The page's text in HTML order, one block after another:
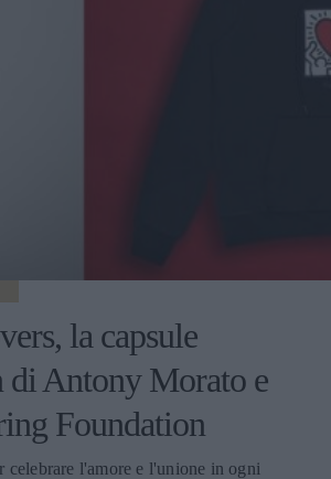
la capsule
di Antony Morato e
Foundation
celebrare l'amore e l'unione in ogni